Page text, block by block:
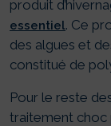
produit
essentiel. Ce
des algues et
constitué de
Pour le reste
traitement choc